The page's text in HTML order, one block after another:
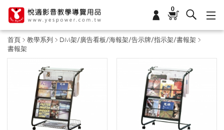
0
首頁 教學系列
DM架/廣告看板/海報架/告示牌/指示架/書報架
書報架